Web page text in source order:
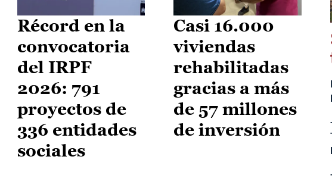
Récord en la
convocatoria
del IRPF
2026: 791
proyectos de
336 entidades
sociales
Casi 16.000
viviendas
rehabilitadas
gracias a más
de 57 millones
de inversión